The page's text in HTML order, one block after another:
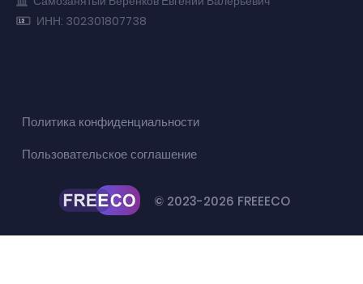
ИНН: 302301807738
© 2023-2026 FREEECO
Политика конфиденциальности
Пользовательское соглашение